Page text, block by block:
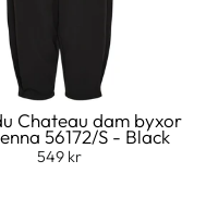
Chateau dam byxor
56172/S - Black
549 kr